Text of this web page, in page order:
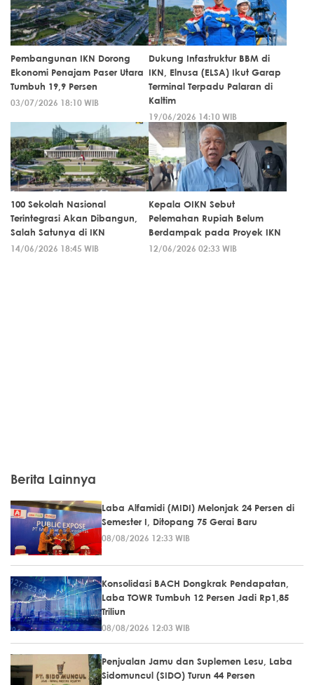
Pembangunan IKN Dorong
Ekonomi Penajam Paser Utara
Tumbuh 19,9 Persen
03/07/2026 18:10 WIB
Dukung Infastruktur BBM di
IKN, Elnusa (ELSA) Ikut Garap
Terminal Terpadu Palaran di
Kaltim
19/06/2026 14:10 WIB
100 Sekolah Nasional
Terintegrasi Akan Dibangun,
Salah Satunya di IKN
14/06/2026 18:45 WIB
Kepala OIKN Sebut
Pelemahan Rupiah Belum
Berdampak pada Proyek IKN
12/06/2026 02:33 WIB
Berita Lainnya
Laba Alfamidi (MIDI) Melonjak 24 Persen di
Semester I, Ditopang 75 Gerai Baru
08/08/2026 12:33 WIB
Konsolidasi BACH Dongkrak Pendapatan,
Laba TOWR Tumbuh 12 Persen Jadi Rp1,85
Triliun
08/08/2026 12:03 WIB
Penjualan Jamu dan Suplemen Lesu, Laba
Sidomuncul (SIDO) Turun 44 Persen